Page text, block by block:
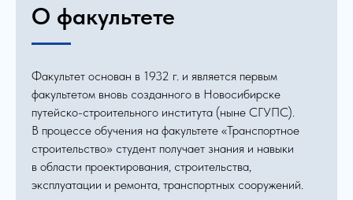
О факультете
Факультет основан в 1932 г. и является первым
факультетом вновь созданного в Новосибирске
путейско-строительного института (ныне СГУПС).
В процессе обучения на факультете «Транспортное
строительство» студент получает знания и навыки
в области проектирования, строительства,
эксплуатации и ремонта, транспортных сооружений.